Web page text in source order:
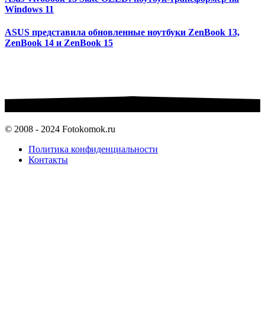
Windows 11
ASUS представила обновленные ноутбуки ZenBook 13,
ZenBook 14 и ZenBook 15
© 2008 - 2024 Fotokomok.ru
Политика конфиденциальности
Контакты